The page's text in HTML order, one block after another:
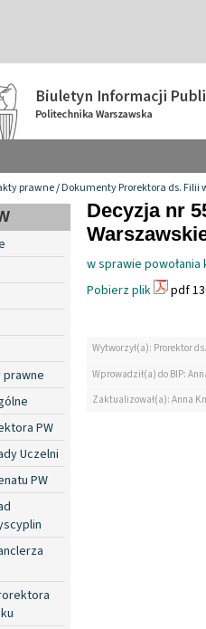
prawne/Dokumenty Prorektora ds. Filii
PW
Uczelni
PW
Decyzja nr
w sprawie
Pobierz plik
pdf
Wytworzył(a): Prorektor
Wprowadził(a) do BIP:
Zaktualizował(a): Anna